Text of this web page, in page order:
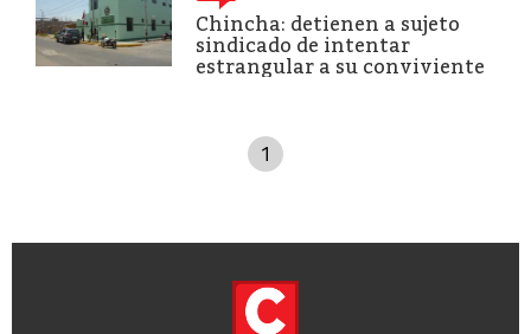
Chincha: detienen a sujeto
sindicado de intentar
estrangular a su conviviente
1